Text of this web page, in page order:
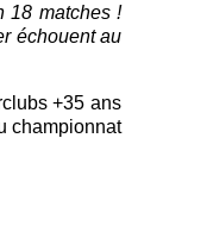
18 matches !
échouent au
+35 ans
championnat